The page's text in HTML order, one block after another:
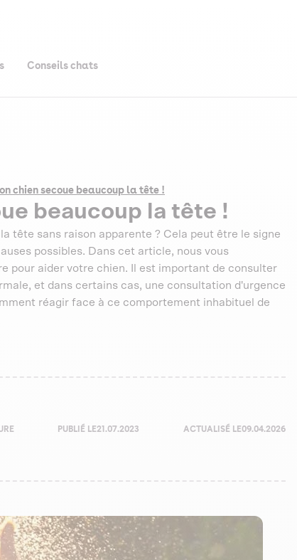
Conseils chats
chien secoue beaucoup la tête !
beaucoup la tête !
tête sans raison apparente ? Cela peut être le signe
possibles. Dans cet article, nous vous
pour aider votre chien. Il est important de consulter
et dans certains cas, une consultation d'urgence
réagir face à ce comportement inhabituel de
PUBLIÉ LE21.07.2023 ACTUALISÉ LE09.04.2026